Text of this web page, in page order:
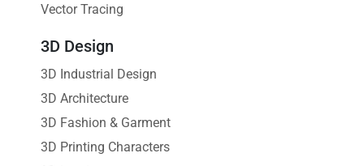
Vector Tracing
3D Design
3D Industrial Design
3D Architecture
3D Fashion & Garment
3D Printing Characters